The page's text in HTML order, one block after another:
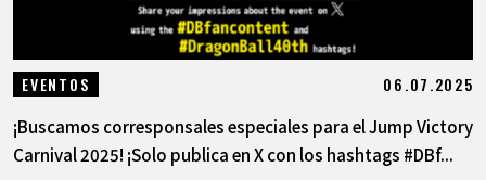
EVENTOS 06.07.2025
¡Buscamos corresponsales especiales para el Jump Victory
Carnival 2025! ¡Solo publica en X con los hashtags #DBf...